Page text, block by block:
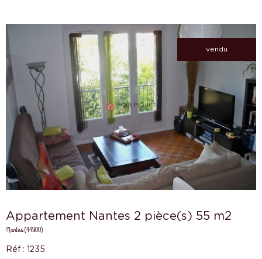
vendu
Appartement Nantes 2 pièce(s) 55 m2
Nantes (44300)
Réf : 1235